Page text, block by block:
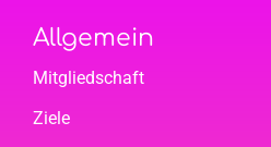
Allgemein
Mitgliedschaft
Ziele